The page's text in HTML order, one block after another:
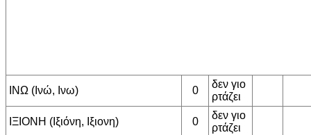
ΙΝΩ (Ινώ, Ινω) 0
δεν γιο
ρτάζει
ΙΞΙΟΝΗ (Ιξιόνη, Ιξιονη) 0
δεν γιο
ρτάζει